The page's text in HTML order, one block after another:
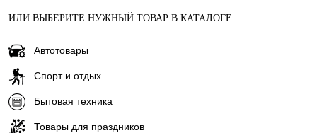
ИЛИ ВЫБЕРИТЕ НУЖНЫЙ ТОВАР В КАТАЛОГЕ.
Автотовары
Спорт и отдых
Бытовая техника
Товары для праздников